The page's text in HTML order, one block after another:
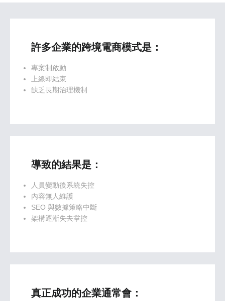
許多企業的跨境電商模式是：
專案制啟動
上線即結束
缺乏長期治理機制
導致的結果是：
人員變動後系統失控
內容無人維護
SEO 與數據策略中斷
架構逐漸失去掌控
真正成功的企業通常會：